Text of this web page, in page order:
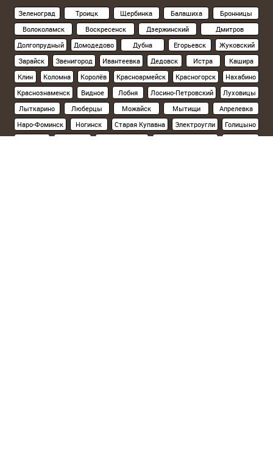
Зеленоград Троицк Щербинка Балашиха
Бронницы
Волоколамск
Воскресенск Дзержинский
Дмитров
Долгопрудный
Домодедово Дубна Егорьевск
Жуковский
Зарайск
Звенигород Ивантеевка Дедовск Истра
Кашира
Клин
Коломна Королёв Красноармейск Красногорск
Нахабино
Краснознаменск
Видное Лобня Лосино-Петровский
Луховицы
Лыткарино
Люберцы Можайск Мытищи
Апрелевка
Наро-Фоминск
Ногинск Старая Купавна Электроугли
Голицыно